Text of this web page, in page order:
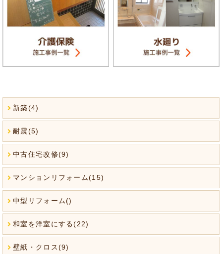
新築(4)
耐震(5)
中古住宅改修(9)
マンションリフォーム(15)
中型リフォーム()
和室を洋室にする(22)
壁紙・クロス(9)